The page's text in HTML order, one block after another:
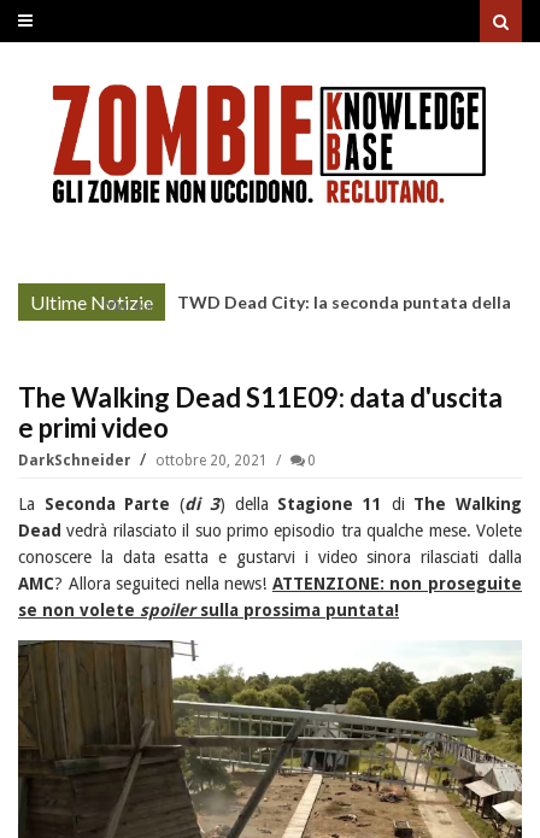
Ultime Notizie
More »
TWD Dead City: la seconda puntata della
The Walking Dead S11E09: data d'uscita
e primi video
DarkSchneider ottobre 20, 2021 0
La Seconda Parte (di 3) della Stagione 11 di The Walking
Dead vedrà rilasciato il suo primo episodio tra qualche mese. Volete
conoscere la data esatta e gustarvi i video sinora rilasciati dalla
AMC? Allora seguiteci nella news! ATTENZIONE: non proseguite
se non volete spoilersulla prossima puntata!